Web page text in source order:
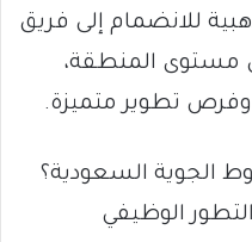
للانضمام إلى فريق
مستوى المنطقة،
تطوير متميزة.
الجوية السعودية؟
الوظيفي